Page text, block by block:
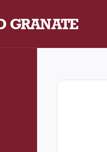
GRANATE
Fecha 8.